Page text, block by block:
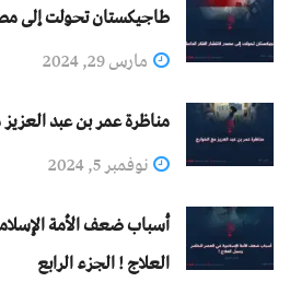
طاجيكستان تحولت إلى
مارس 29, 2024
مناظرة عمر بن عبد
نوفمبر 5, 2024
أسباب ضعف الأمة
العلاج ! الجزء الرابع